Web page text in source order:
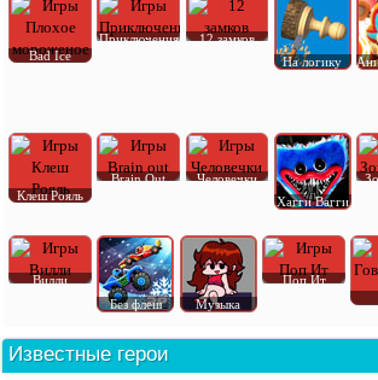
Bad Ice
Приключения
12 замков
На логику
Клеш Рояль
Brain Out
Человечки
Хагги Вагги
Вилли
Без флеш
Музыка
Поп Ит
Известные герои